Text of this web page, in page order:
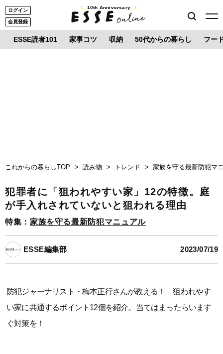
ログイン
会員登録
10th Anniversary
ESSE読者101 家事コツ 収納 50代からの暮らし フー
これからの暮らしTOP 読み物 トレンド 家族を守る最新防犯マ
犯罪者に「狙われやすい家」12の特徴。庭
が手入れされていないと狙われる理由
特集： 家族を守る最新防犯マニュアル
ESSE編集部 2023/07/19
防犯ジャーナリスト・梅本正行さんが教える！ 狙われやす
い家に共通するポイント12個を紹介。当てはまったらいます
ぐ対策を！